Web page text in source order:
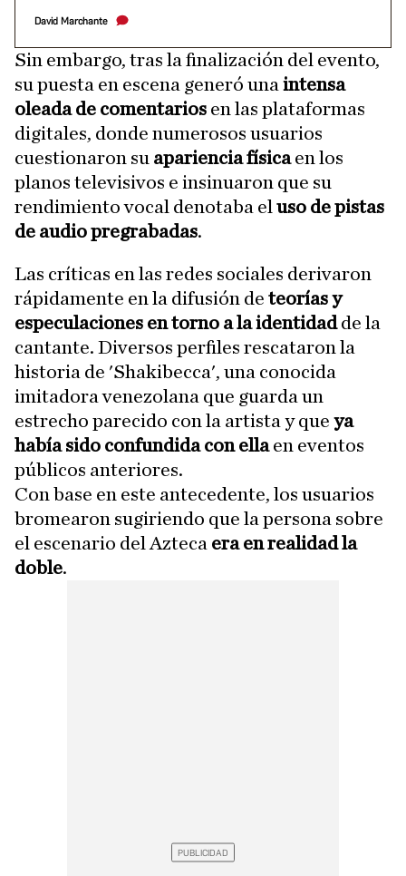
David Marchante
Sin embargo, tras la finalización del evento,
su puesta en escena generó una intensa
oleada de comentarios en las plataformas
digitales, donde numerosos usuarios
cuestionaron su apariencia físicaen los
planos televisivos e insinuaron que su
rendimiento vocal denotaba el uso de pistas
de audio pregrabadas.
Las críticas en las redes sociales derivaron
rápidamente en la difusión de teorías y
especulaciones en torno a la identidadde la
cantante. Diversos perfiles rescataron la
historia de 'Shakibecca', una conocida
imitadora venezolana que guarda un
estrecho parecido con la artista y que ya
había sido confundida con ellaen eventos
públicos anteriores.
Con base en este antecedente, los usuarios
bromearon sugiriendo que la persona sobre
el escenario del Azteca era en realidad la
doble.